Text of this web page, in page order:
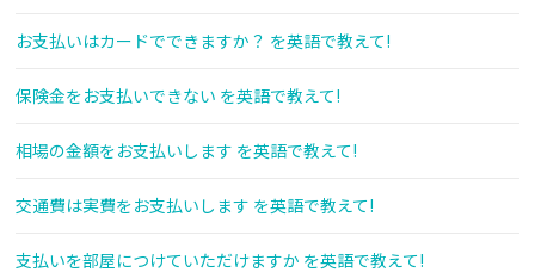
お支払いはカードでできますか？ を英語で教えて!
保険金をお支払いできない を英語で教えて!
相場の金額をお支払いします を英語で教えて!
交通費は実費をお支払いします を英語で教えて!
支払いを部屋につけていただけますか を英語で教えて!